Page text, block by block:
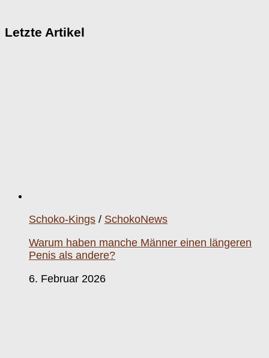
Letzte Artikel
Schoko-Kings / SchokoNews
Warum haben manche Männer einen längeren
Penis als andere?
6. Februar 2026